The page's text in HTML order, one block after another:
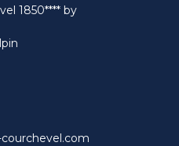
1850**** by